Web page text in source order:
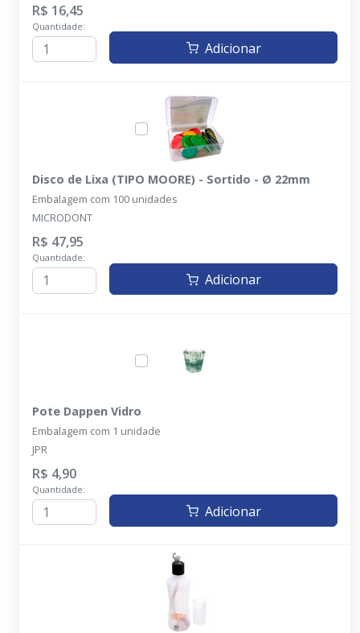
R$ 16,45
Quantidade:
Adicionar
Disco de Lixa (TIPO MOORE) - Sortido - Ø 22mm
Embalagem com 100 unidades
MICRODONT
R$ 47,95
Quantidade:
Adicionar
Pote Dappen Vidro
Embalagem com 1 unidade
JPR
R$ 4,90
Quantidade:
Adicionar